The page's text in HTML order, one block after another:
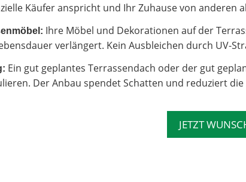
Käufer anspricht und Ihr Zuhause von anderen
Ihre Möbel und Dekorationen auf der
verlängert. Kein Ausbleichen durch UV-
Ein gut geplantes Terrassendach oder der gut
Der Anbau spendet Schatten und reduziert
JETZT